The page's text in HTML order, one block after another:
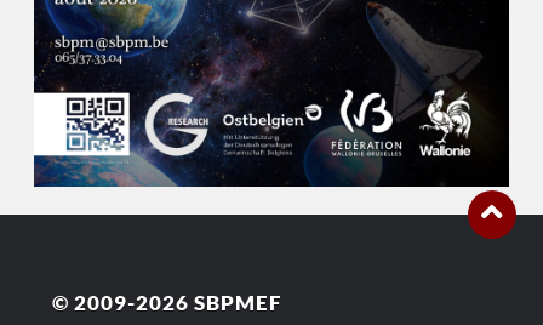
© 2009-2026 SBPMEF